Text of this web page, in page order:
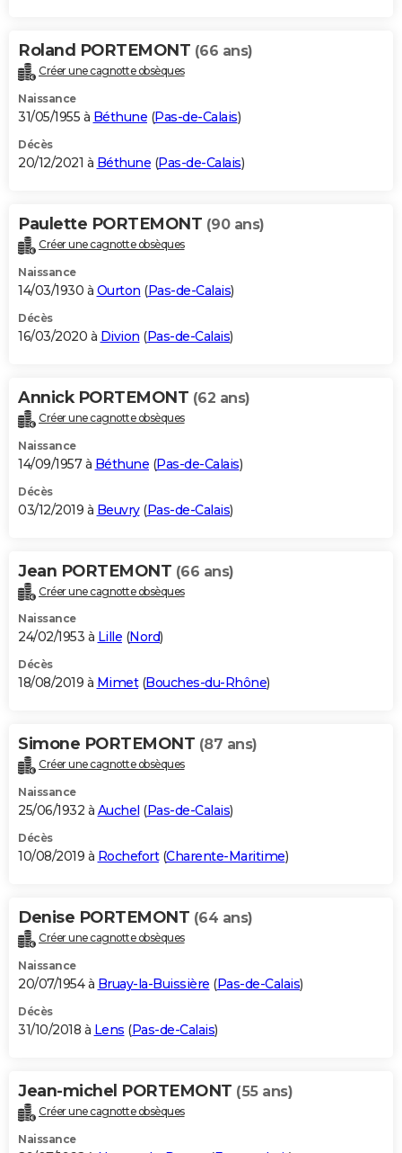
Roland PORTEMONT (66 ans)
Créer une cagnotte obsèques
Naissance
31/05/1955 à Béthune (Pas-de-Calais)
Décès
20/12/2021 à Béthune (Pas-de-Calais)
Paulette PORTEMONT (90 ans)
Créer une cagnotte obsèques
Naissance
14/03/1930 à Ourton (Pas-de-Calais)
Décès
16/03/2020 à Divion (Pas-de-Calais)
Annick PORTEMONT (62 ans)
Créer une cagnotte obsèques
Naissance
14/09/1957 à Béthune (Pas-de-Calais)
Décès
03/12/2019 à Beuvry(Pas-de-Calais)
Jean PORTEMONT (66 ans)
Créer une cagnotte obsèques
Naissance
24/02/1953 à Lille (Nord)
Décès
18/08/2019 à Mimet(Bouches-du-Rhône)
Simone PORTEMONT (87 ans)
Créer une cagnotte obsèques
Naissance
25/06/1932 à Auchel (Pas-de-Calais)
Décès
10/08/2019 à Rochefort(Charente-Maritime)
Denise PORTEMONT (64 ans)
Créer une cagnotte obsèques
Naissance
20/07/1954 à Bruay-la-Buissière (Pas-de-Calais)
Décès
31/10/2018 à Lens (Pas-de-Calais)
Jean-michel PORTEMONT (55 ans)
Créer une cagnotte obsèques
Naissance